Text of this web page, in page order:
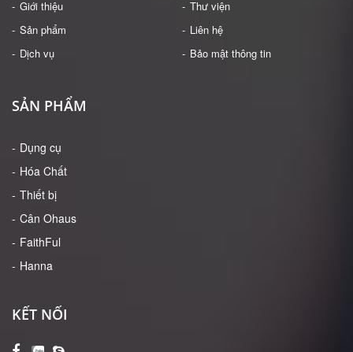
Giới thiệu
Sản phẩm
Dịch vụ
Thư viện
Liên hệ
Bảo mật thông tin
SẢN PHẨM
Dụng cụ
Hóa Chất
Thiết bị
Cân Ohaus
FaithFul
Hanna
KẾT NỐI